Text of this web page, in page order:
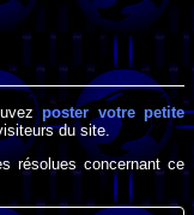
poster votre petite
du site.
résolues concernant ce